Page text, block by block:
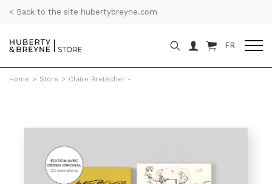
< Back to the site hubertybreyne.com
FR
Home > Store > Claire Bretécher -